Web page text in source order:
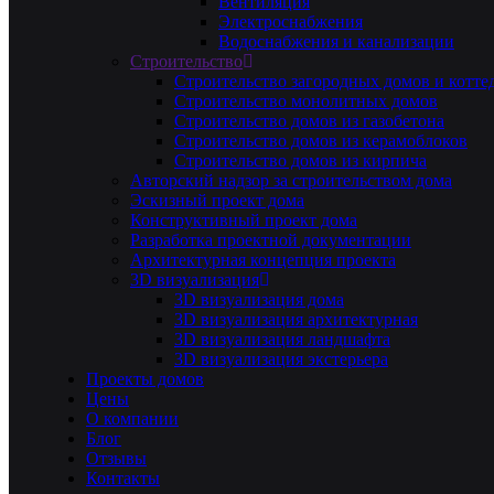
Электроснабжения
Водоснабжения и канализации
Строительство
Строительство загородных домов и
Строительство монолитных домов
Строительство домов из газобетона
Строительство домов из керамоблоков
Строительство домов из кирпича
Авторский надзор за строительством дома
Эскизный проект дома
Конструктивный проект дома
Разработка проектной документации
Архитектурная концепция проекта
3D визуализация
3D визуализация дома
3D визуализация архитектурная
3D визуализация ландшафта
3D визуализация экстерьера
Проекты домов
Цены
О компании
Блог
Отзывы
Контакты